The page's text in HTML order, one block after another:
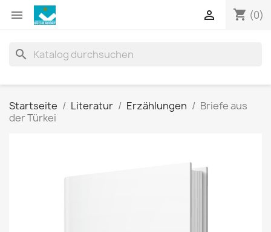
 shopping_cart (0)

search
Startseite Literatur Erzählungen
Briefe aus
der Türkei